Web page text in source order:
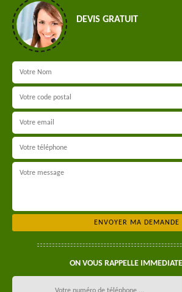
DEVIS GRATUIT
ON VOUS RAPPELLE